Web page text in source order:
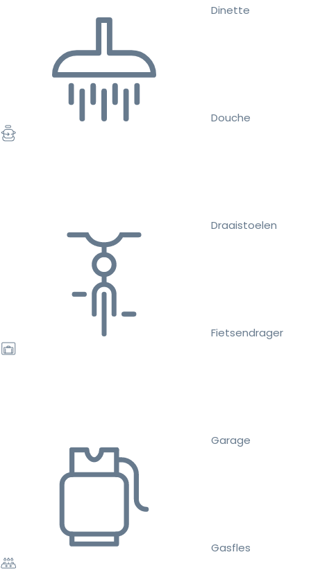
Dinette
Douche
Draaistoelen
Fietsendrager
Garage
Gasfles